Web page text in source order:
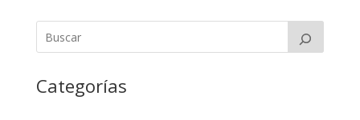
Categorías